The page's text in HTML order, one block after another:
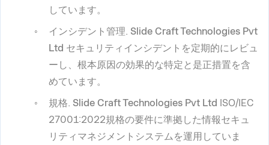
しています。
インシデント管理. Slide Craft Technologies Pvt
Ltd セキュリティインシデントを定期的にレビュ
ーし、根本原因の効果的な特定と是正措置を含
めています。
規格. Slide Craft Technologies Pvt Ltd ISO/IEC
27001:2022規格の要件に準拠した情報セキュ
リティマネジメントシステムを運用していま